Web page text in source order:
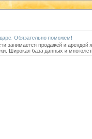
Обязательно поможем!
занимается продажей и
Широкая база данных и